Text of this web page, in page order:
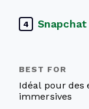
4 Snapchat
Idéal pour des
immersives